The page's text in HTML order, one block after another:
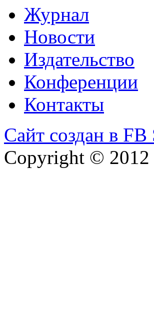
Журнал
Новости
Издательство
Конференции
Контакты
Сайт создан в
Copyright © 2012